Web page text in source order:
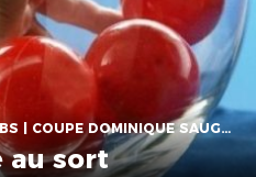
ACCOMPAGNEMENT DES CLUBS | COUPE DOMINIQUE SAUGER | COUPES | FOOT LOISIR | FUTSAL | INFOS-LIGUE | JEUNES | U14 | U15 | U17 | VIE DES CLUBS
au sort